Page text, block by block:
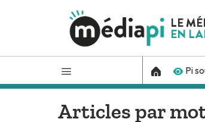
LE
EN
Pi
Articles par